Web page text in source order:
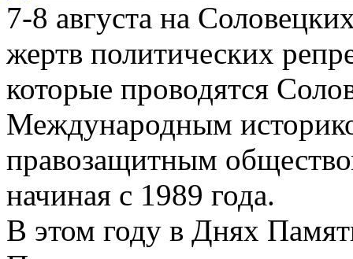
7-8 августа на
жертв политических
которые проводятся
Международным
правозащитным
начиная с 1989 года.
В этом году в Днях